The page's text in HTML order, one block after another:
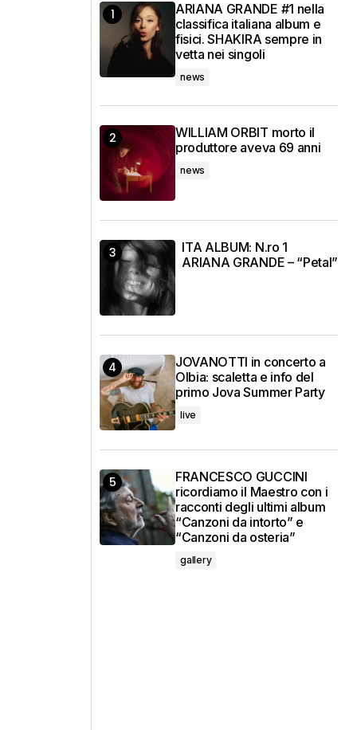
ARIANA GRANDE #1 nella
classifica italiana album e
fisici. SHAKIRA sempre in
vetta nei singoli
news
WILLIAM ORBIT morto il
produttore aveva 69 anni
news
ITA ALBUM: N.ro 1
ARIANA GRANDE – “Petal”
JOVANOTTI in concerto a
Olbia: scaletta e info del
primo Jova Summer Party
live
FRANCESCO GUCCINI
ricordiamo il Maestro con i
racconti degli ultimi album
“Canzoni da intorto” e
“Canzoni da osteria”
gallery